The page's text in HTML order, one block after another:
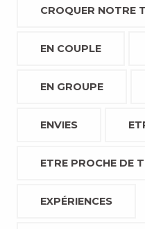
CROQUER NOTRE
EN COUPLE
EN GROUPE
ENVIES
ETRE PROCHE DE
EXPÉRIENCES